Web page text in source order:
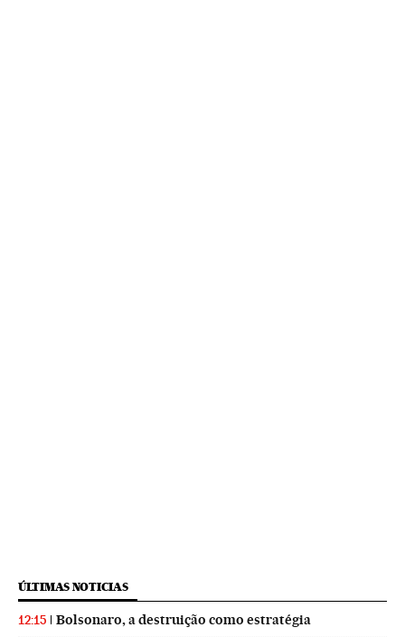
ÚLTIMAS NOTICIAS
12:15 Bolsonaro, a destruição como estratégia